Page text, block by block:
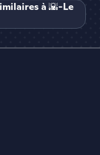
à 🌇-Le